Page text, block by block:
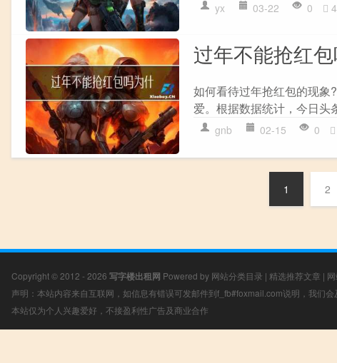
yx 03-22 0
过年不能抢红
如何看待过年抢红包的现象
爱。根据数据统计，今日头
gnb 02-15 0
1 2
Copyright © 2012 - 2026 写字楼出租网 Powered by 网站分类目录 | 精选推荐文章 |
声明：本站内容来自互联网，如信息有错误可发邮件到f_fb#foxmail.com说明，我们会
本站仅为个人兴趣爱好，不接盈利性广告及商业合作